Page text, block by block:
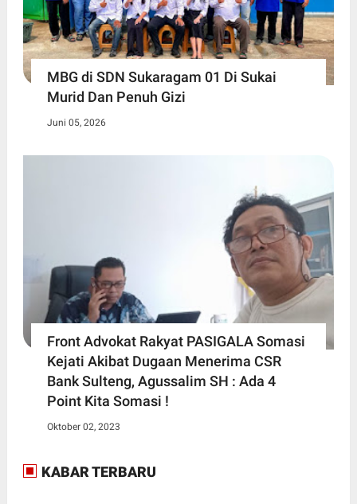
MBG di SDN Sukaragam 01 Di Sukai
Murid Dan Penuh Gizi
Juni 05, 2026
Front Advokat Rakyat PASIGALA Somasi
Kejati Akibat Dugaan Menerima CSR
Bank Sulteng, Agussalim SH : Ada 4
Point Kita Somasi !
Oktober 02, 2023
KABAR TERBARU